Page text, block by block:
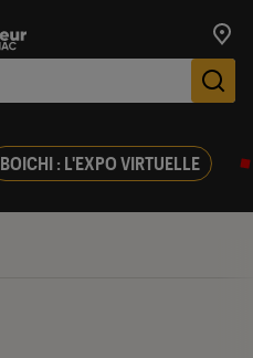
BOICHI : L'EXPO VIRTUELLE